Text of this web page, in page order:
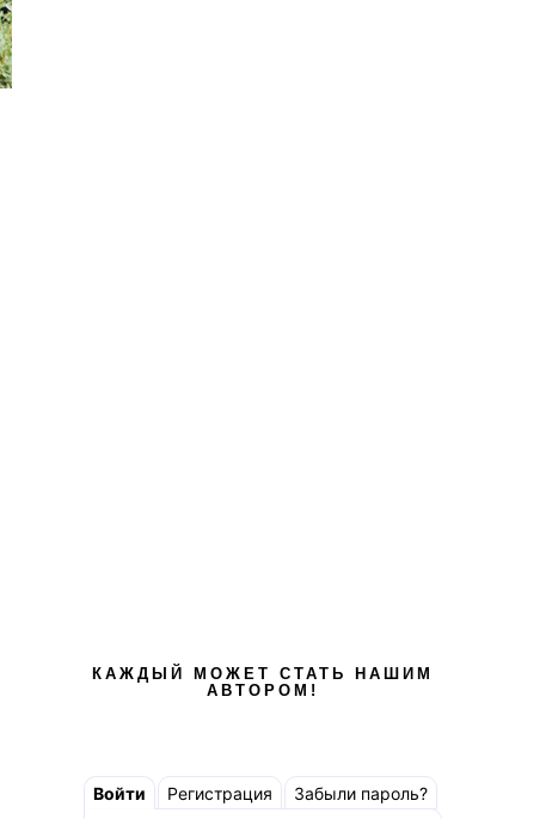
КАЖДЫЙ МОЖЕТ СТАТЬ НАШИМ
АВТОРОМ!
Войти Регистрация Забыли пароль?